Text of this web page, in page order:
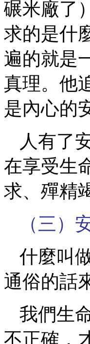
碾米廠了
求的是什
遍的就是
真理。他
是內心的
人有了
在享受生
求、殫精
（三）
什麼叫
通俗的話
我們生
不正確，